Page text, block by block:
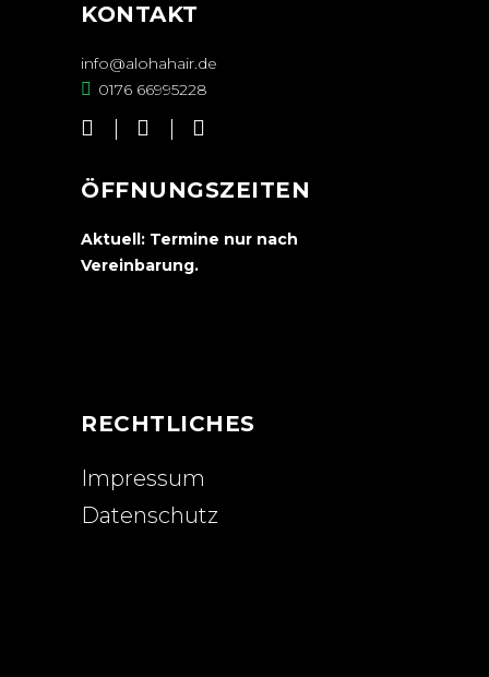
KONTAKT
info@alohahair.de
0176 66995228
ÖFFNUNGSZEITEN
Aktuell: Termine nur nach
Vereinbarung.
RECHTLICHES
Impressum
Datenschutz